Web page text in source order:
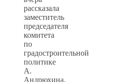
рассказала
заместитель
председателя
комитета
по
градостроительной
политике
А.
Андрюхина.